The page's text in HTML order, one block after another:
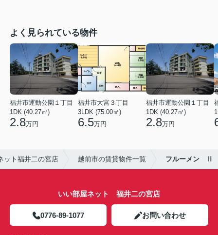
よく見られている物件
福井市運動公園１丁目
1DK (40.27㎡)
2.8万円
福井市大宮３丁目
3LDK (75.00㎡)
6.5万円
福井市運動公園１丁目
1DK (40.27㎡)
2.8万円
ット福井二の宮店 越前市の賃貸物件一覧 フルーメン Ⅱ
いい部屋ネット 福井二の宮店
0776-89-1077 お問い合わせ